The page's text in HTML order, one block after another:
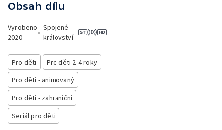
Obsah dílu
Vyrobeno
2020
•
Spojené
království
Pro děti
Pro děti 2-4 roky
Pro děti - animovaný
Pro děti - zahraniční
Seriál pro děti